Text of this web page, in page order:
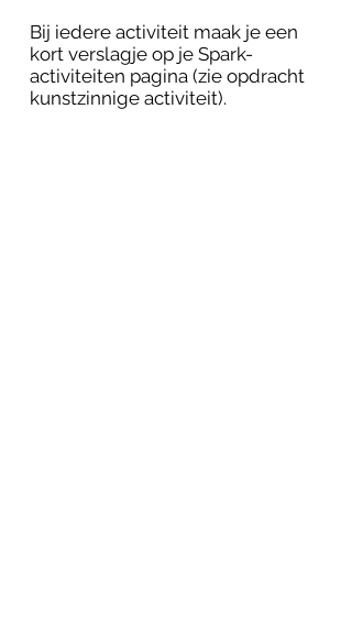
Bij iedere activiteit maak je een
kort verslagje op je Spark-
activiteiten pagina (zie opdracht
kunstzinnige activiteit).